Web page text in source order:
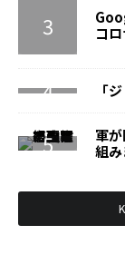
コ
「
軍
組